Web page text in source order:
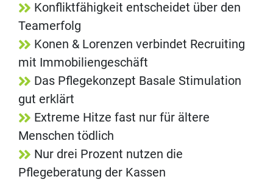
Konfliktfähigkeit entscheidet über den
Teamerfolg
Konen & Lorenzen verbindet Recruiting
mit Immobiliengeschäft
Das Pflegekonzept Basale Stimulation
gut erklärt
Extreme Hitze fast nur für ältere
Menschen tödlich
Nur drei Prozent nutzen die
Pflegeberatung der Kassen